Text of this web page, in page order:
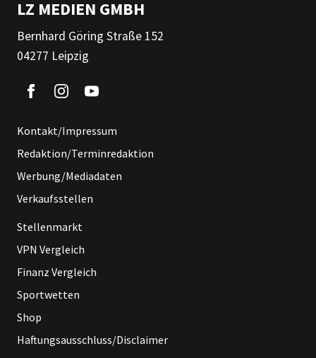
LZ MEDIEN GMBH
Bernhard Göring Straße 152
04277 Leipzig
Kontakt/Impressum
Redaktion/Terminredaktion
Werbung/Mediadaten
Verkaufsstellen
Stellenmarkt
VPN Vergleich
Finanz Vergleich
Sportwetten
Shop
Haftungsausschluss/Disclaimer